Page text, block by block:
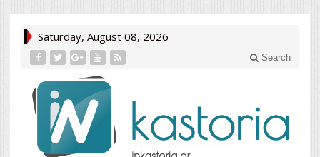
Saturday, August 08, 2026
Search